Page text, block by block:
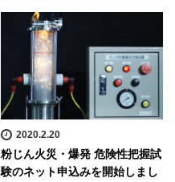
2020.2.20
粉じん火災・爆発 危険性把握試
験のネット申込みを開始しまし